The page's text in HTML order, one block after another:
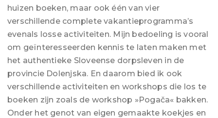
huizen boeken, maar ook één van vier
verschillende complete vakantieprogramma’s
evenals losse activiteiten. Mijn bedoeling is vooral
om geïnteresseerden kennis te laten maken met
het authentieke Sloveense dorpsleven in de
provincie Dolenjska. En daarom bied ik ook
verschillende activiteiten en workshops die los te
boeken zijn zoals de workshop »Pogača« bakken.
Onder het genot van eigen gemaakte koekjes en